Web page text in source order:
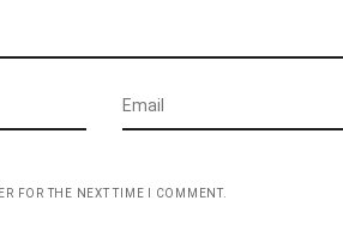
FOR THE NEXT TIME I COMMENT.